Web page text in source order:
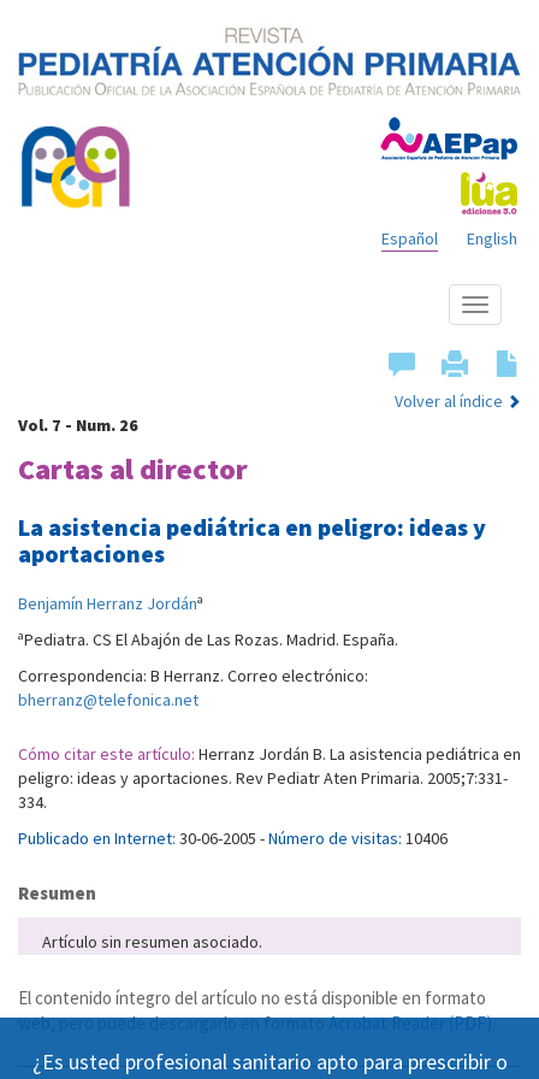
English
Español
Mostrar
menú
Volver al índice
Vol. 7 - Num. 26
Cartas al director
La asistencia pediátrica en peligro: ideas y
aportaciones
Benjamín Herranz Jordána
aPediatra. CS El Abajón de Las Rozas. Madrid. España.
Correspondencia: B Herranz. Correo electrónico:
bherranz@telefonica.net
Cómo citar este artículo: Herranz Jordán B. La asistencia pediátrica en
peligro: ideas y aportaciones. Rev Pediatr Aten Primaria. 2005;7:331-
334.
Publicado en Internet: 30-06-2005 -Número de visitas: 10406
Resumen
Artículo sin resumen asociado.
El contenido íntegro del artículo no está disponible en formato
web, pero puede descargarlo en formatoAcrobat Reader (PDF).
¿Es usted profesional sanitario apto para prescribir o